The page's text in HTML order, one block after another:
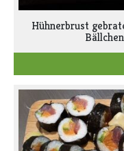
Hühnerbrust